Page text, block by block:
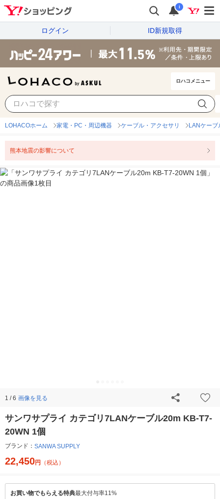
i
ログイン ID新規取得
ロハコメニュー
LOHACOホーム 家電・PC・周辺機器 ケーブル・アクセサリ LANケーブ
熊本地震の影響について
1 / 6 画像を見る
サンワサプライ カテゴリ7LANケーブル20m KB-T7-
20WN 1個
ブランド： SANWA SUPPLY
22,450円 （税込）
お買い物でもらえる特典最大付与率11%